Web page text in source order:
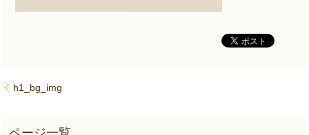
h1_bg_img